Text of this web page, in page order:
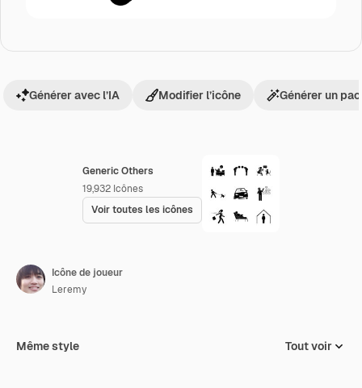
Generic Others
19,932 Icônes
Voir toutes les icônes
Générer avec l’IA Modifier l’icône Générer un
Icône de joueur
Leremy
Même style Tout voir